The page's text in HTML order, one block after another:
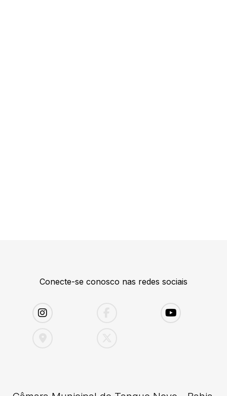
Conecte-se conosco nas redes sociais